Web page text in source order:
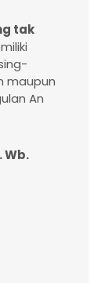
tak
maupun
An
Wb.